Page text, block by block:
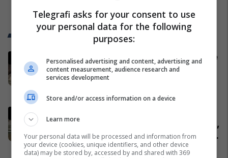
Trend Telegrafi
Ukrainasit i kapin ushtarët rusë në
befasi, ishin duke fjetur në
strehimoret e kamufluara
kontratën për Aeroportin e Vlorës,
MABCO do t’i drejtohet arbitrazhit
ndërkombëtar
Shqipëri
Telegrafi asks for your consent to use
your personal data for the following
purposes:
Personalised advertising and content, advertising and
content measurement, audience research and
services development
Store and/or access information on a device
Learn more
Your personal data will be processed and information from
your device (cookies, unique identifiers, and other device
data) may be stored by, accessed by and shared with 369